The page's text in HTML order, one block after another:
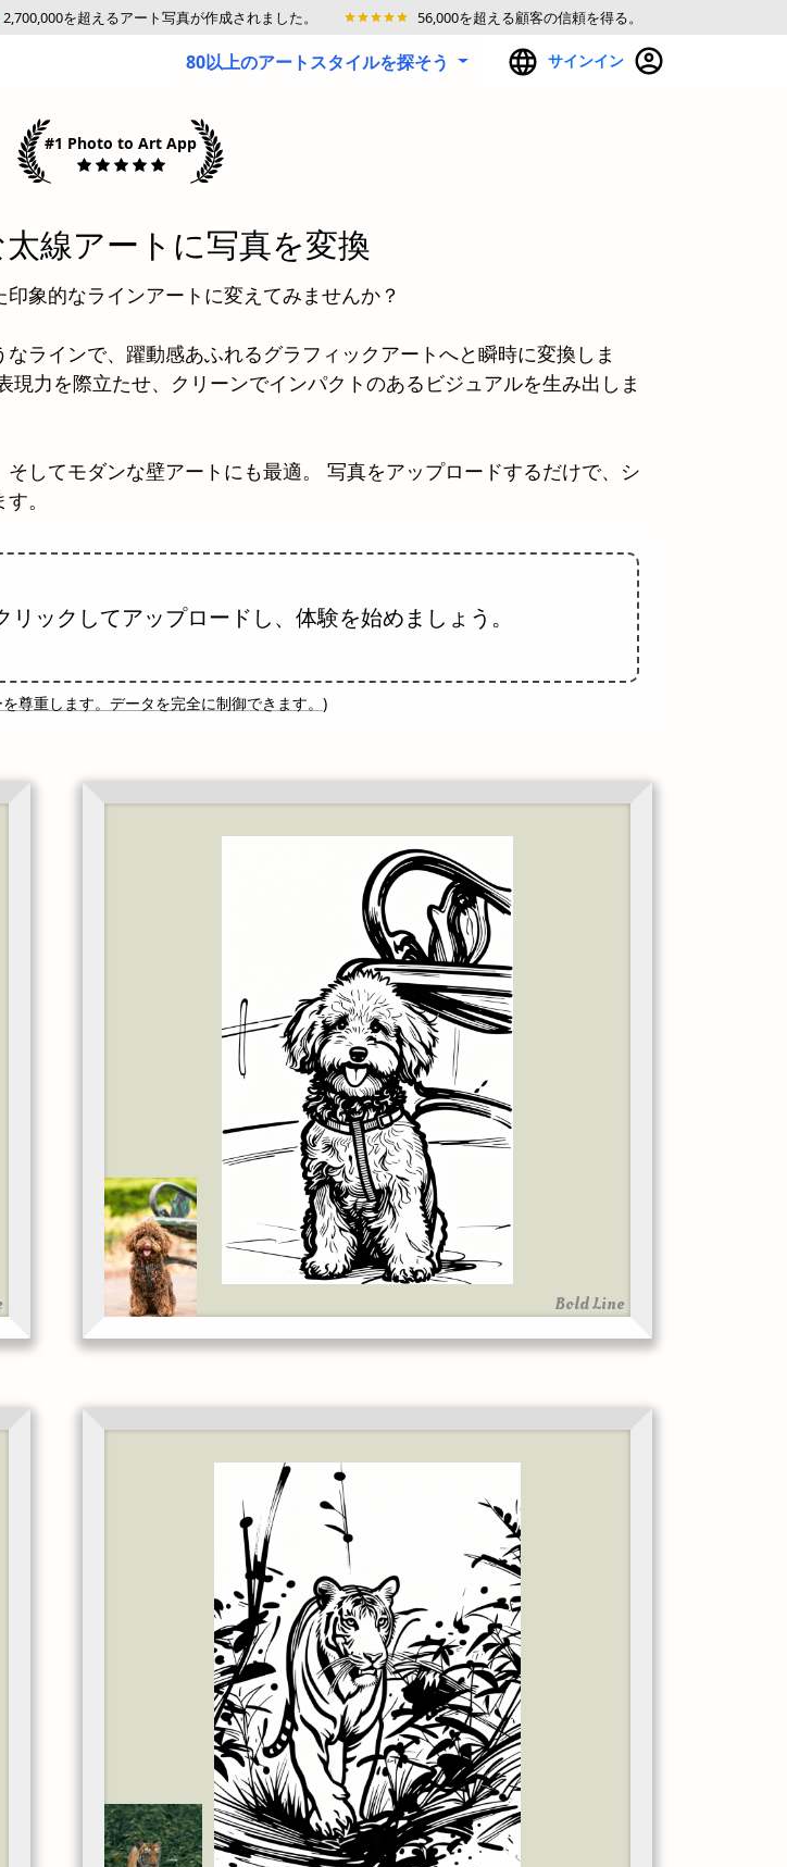
2,700,000を超えるアート写真が作成されました。 56,000を超える顧客の信頼を得る。
サインイン
80以上のアートスタイルを探そう
#1 Photo to Art App
線アートに写真を変換
象的なラインアートに変えてみませんか？
ラインで、躍動感あふれるグラフィックアートへと瞬時に変換しま
力を際立たせ、クリーンでインパクトのあるビジュアルを生み出しま
してモダンな壁アートにも最適。 写真をアップロードするだけで、シ
。
ックしてアップロードし、体験を始めましょう。
尊重します。データを完全に制御できます。 )
Bold Line